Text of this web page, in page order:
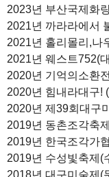
2023년 부산국제화
2021년 까라라에서
2021년 홀리몰리,나
2021년 웨스트752(
2020년 기억의소환
2020년 힘내라대구!
2020년 제39회대구
2019년 동촌조각축
2019년 한국조각가
2019년 수성빛축제(
2018년 대구미술제(